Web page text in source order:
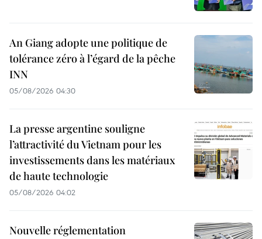
An Giang adopte une politique de
tolérance zéro à l’égard de la pêche
INN
05/08/2026 04:30
La presse argentine souligne
l’attractivité du Vietnam pour les
investissements dans les matériaux
de haute technologie
05/08/2026 04:02
Nouvelle réglementation